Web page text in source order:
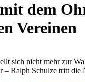
dem
Vereinen
sich nicht mehr zur
– Ralph Schulze tritt die